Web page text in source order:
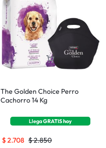
The Golden Choice Perro
Cachorro 14 Kg
LlegaGRATIShoy
$2.850
$2.708